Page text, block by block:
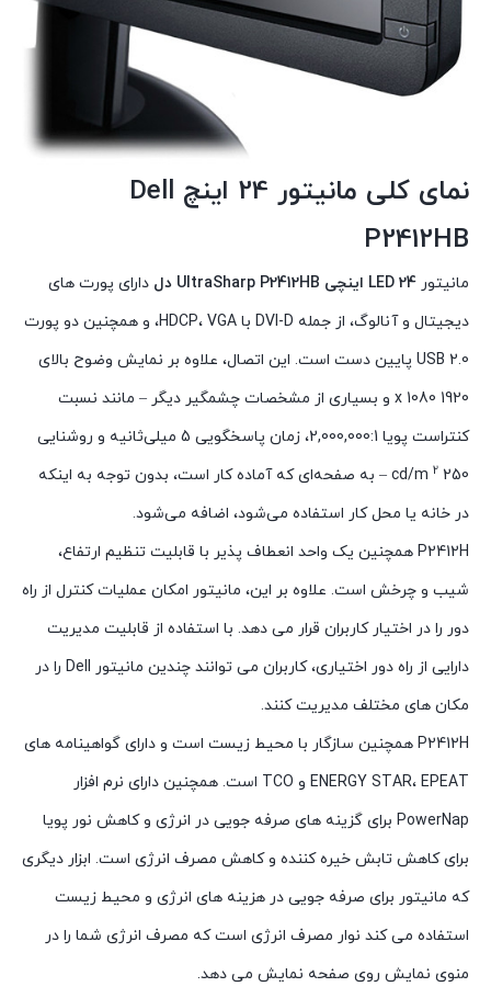
نمای کلی مانیتور 24 اینچ Dell
P2412HB
مانیتور LED 24 اینچی UltraSharp P2412HB دل
دارای پورت های
دیجیتال و آنالوگ، از جمله DVI-D با HDCP، VGA، و همچنین دو پورت
USB 2.0 پایین دست است. این اتصال، علاوه بر نمایش وضوح بالای
1920 x 1080 و بسیاری از مشخصات چشمگیر دیگر – مانند نسبت
کنتراست پویا 2,000,000:1، زمان پاسخگویی 5 میلی‌ثانیه و روشنایی
250 cd/m
2
– به صفحه‌ای که آماده کار است، بدون توجه به اینکه
در خانه یا محل کار استفاده می‌شود، اضافه می‌شود.
P2412H همچنین یک واحد انعطاف پذیر با قابلیت تنظیم ارتفاع،
شیب و چرخش است. علاوه بر این، مانیتور امکان عملیات کنترل از راه
دور را در اختیار کاربران قرار می دهد. با استفاده از قابلیت مدیریت
دارایی از راه دور اختیاری، کاربران می توانند چندین مانیتور Dell را در
مکان های مختلف مدیریت کنند.
P2412H همچنین سازگار با محیط زیست است و دارای گواهینامه های
ENERGY STAR، EPEAT و TCO است. همچنین دارای نرم افزار
PowerNap برای گزینه های صرفه جویی در انرژی و کاهش نور پویا
برای کاهش تابش خیره کننده و کاهش مصرف انرژی است. ابزار دیگری
که مانیتور برای صرفه جویی در هزینه های انرژی و محیط زیست
استفاده می کند نوار مصرف انرژی است که مصرف انرژی شما را در
منوی نمایش روی صفحه نمایش می دهد.